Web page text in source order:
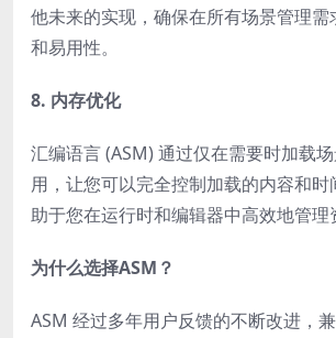
他未来的实现，确保在所有场景管理需
和易用性。
8. 内存优化
汇编语言 (ASM) 通过仅在需要时加载
用，让您可以完全控制加载的内容和
助于您在运行时和编辑器中高效地管理
为什么选择ASM？
ASM 经过多年用户反馈的不断改进，